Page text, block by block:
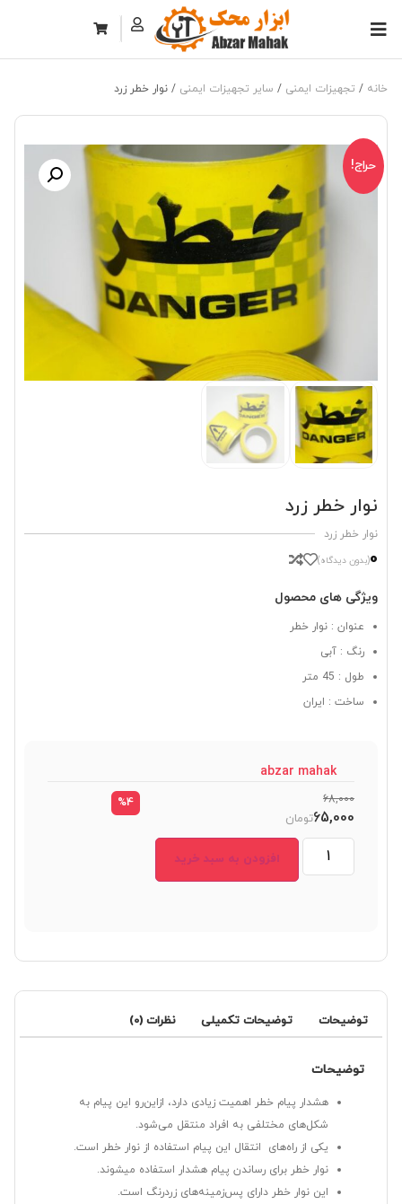
خانه / تجهیزات ایمنی / سایر تجهیزات ایمنی / نوار خطر زرد
حراج!
نوار خطر زرد
نوار خطر زرد
0(بدون دیدگاه)
ویژگی های محصول
عنوان : نوار خطر
رنگ : آبی
طول : 45 متر
ساخت : ایران
abzar mahak
68,000
65,000تومان
%4
افزودن به سبد خرید
توضیحات توضیحات تکمیلی نظرات (0)
توضیحات
هشدار پیام خطر اهمیت زیادی دارد، ازاین‌رو این پیام به
شکل‌های مختلفی به افراد منتقل می‌شود.
یکی از راه‌های انتقال این پیام استفاده از نوار خطر است.
نوار خطر برای رساندن پیام هشدار استفاده میشوند.
این نوار خطر دارای پس‌زمینه‌های زردرنگ است.